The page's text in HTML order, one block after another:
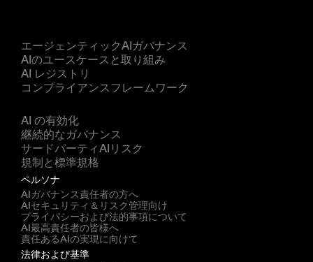
エージェンティックAIガバナンス
AIのユースケースと取り組み
AI レジストリ
コンプライアンスフレームワーク
AI の有効化
継続的なガバナンス
サードパーティAIリスク
規制と標準規格
ペルソナ
AIガバナンス責任者の方へ
AIセキュリティ＆リスク管理向け
プライバシーおよび法的事項について
AI最高責任者の皆様へ
責任あるAIの実現に向けて
法律および基準